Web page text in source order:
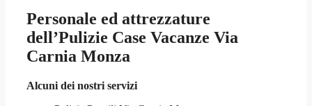
Personale ed attrezzature
dell’Pulizie Case Vacanze Via
Carnia Monza
Alcuni dei nostri servizi